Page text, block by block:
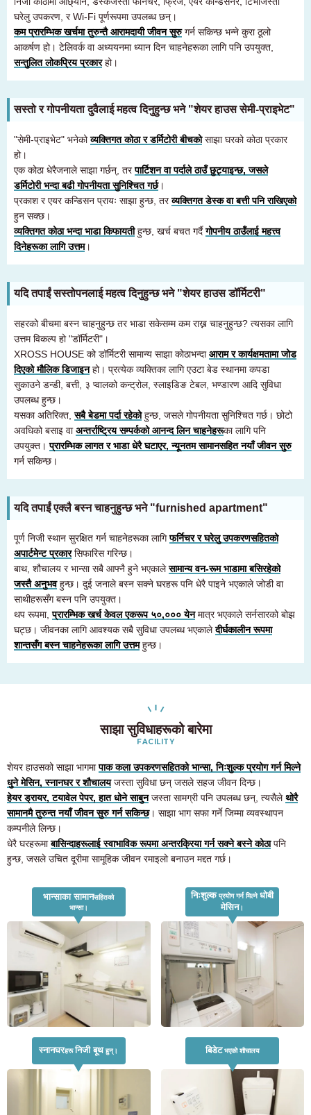
घरेलु उपकरण, र Wi-Fi पूर्णरूपमा उपलब्ध छन्।
कम प्रारम्भिक खर्चमा तुरुन्तै आरामदायी जीवन सुरुगर्न सकिन्छ भन्ने कुरा ठूलो
आकर्षण हो। टेलिवर्क वा अध्ययनमा ध्यान दिन चाहनेहरूका लागि पनि उपयुक्त,
सन्तुलित लोकप्रिय प्रकारहो।
सस्तो र गोपनीयता दुवैलाई महत्व दिनुहुन्छ भने "शेयर हाउस सेमी-प्राइभेट"
"सेमी-प्राइभेट" भनेकोव्यक्तिगत कोठा र डर्मिटोरी बीचकोसाझा घरको कोठा प्रकार
हो।
एक कोठा धेरैजनाले साझा गर्छन्, तरपार्टिशन वा पर्दाले ठाउँ छुट्याइन्छ, जसले
डर्मिटोरी भन्दा बढी गोपनीयता सुनिश्चित गर्छ।
प्रकाश र एयर कन्डिसन प्रायः साझा हुन्छ, तरव्यक्तिगत डेस्क वा बत्ती पनि राखिएको
हुन सक्छ।
व्यक्तिगत कोठा भन्दा भाडा किफायतीहुन्छ, खर्च बचत गर्दैगोपनीय ठाउँलाई महत्त्व
दिनेहरूका लागि उत्तम।
यदि तपाईं सस्तोपनलाई महत्व दिनुहुन्छ भने "शेयर हाउस डॉर्मिटरी"
सहरको बीचमा बस्न चाहनुहुन्छ तर भाडा सकेसम्म कम राख्न चाहनुहुन्छ? त्यसका लागि
उत्तम विकल्प हो "डॉर्मिटरी"।
XROSS HOUSE को डॉर्मिटरी सामान्य साझा कोठाभन्दाआराम र कार्यक्षमतामा जोड
दिएको मौलिक डिजाइनहो। प्रत्येक व्यक्तिका लागि एउटा बेड स्थानमा कपडा
सुकाउने डन्डी, बत्ती, ३ प्वालको कन्ट्रोल, स्लाइडिङ टेबल, भण्डारण आदि सुविधा
उपलब्ध हुन्छ।
यसका अतिरिक्त,सबै बेडमा पर्दा रहेकोहुन्छ, जसले गोपनीयता सुनिश्चित गर्छ। छोटो
अवधिको बसाइ वाअन्तर्राष्ट्रिय सम्पर्कको आनन्द लिन चाहनेहरूका लागि पनि
उपयुक्त।प्रारम्भिक लागत र भाडा धेरै घटाएर, न्यूनतम सामानसहित नयाँ जीवन सुरु
गर्न सकिन्छ।
यदि तपाईं एक्लै बस्न चाहनुहुन्छ भने "furnished apartment"
पूर्ण निजी स्थान सुरक्षित गर्न चाहनेहरूका लागिफर्निचर र घरेलु उपकरणसहितको
अपार्टमेन्ट प्रकारसिफारिस गरिन्छ।
बाथ, शौचालय र भान्सा सबै आफ्नै हुने भएकालेसामान्य वन-रूम भाडामा बसिरहेको
जस्तै अनुभवहुन्छ। दुई जनाले बस्न सक्ने घरहरू पनि धेरै पाइने भएकाले जोडी वा
साथीहरूसँग बस्न पनि उपयुक्त।
थप रूपमा,प्रारम्भिक खर्च केवल एकरूप ५०,००० येनमात्र भएकाले सर्नसारको बोझ
घट्छ। जीवनका लागि आवश्यक सबै सुविधा उपलब्ध भएकालेदीर्घकालीन रूपमा
शान्तसँग बस्न चाहनेहरूका लागि उत्तमहुन्छ।
साझा सुविधाहरूको बारेमा
FACILITY
शेयर हाउसको साझा भागमापाक कला उपकरणसहितको भान्सा, निःशुल्क प्रयोग गर्न मिल्ने
धुने मेसिन, स्नानघर र शौचालयजस्ता सुविधा छन् जसले सहज जीवन दिन्छ।
हेयर ड्रायर, टयावेल पेपर, हात धोने साबुनजस्ता सामग्री पनि उपलब्ध छन्, त्यसैलेथोरै
सामानमै तुरुन्त नयाँ जीवन सुरु गर्न सकिन्छ। साझा भाग सफा गर्ने जिम्मा व्यवस्थापन
कम्पनीले लिन्छ।
धेरै घरहरूमाबासिन्दाहरूलाई स्वाभाविक रूपमा अन्तरक्रिया गर्न सक्ने बस्ने कोठापनि
हुन्छ, जसले उचित दूरीमा सामूहिक जीवन रमाइलो बनाउन मद्दत गर्छ।
भान्साका सामानसहितको
भान्सा।
निःशुल्कप्रयोग गर्न मिल्नेधोबी
मेसिन।
स्नानघरहरूनिजी बूथहुन्। बिडेटभएको शौचालय
03-6712-4346